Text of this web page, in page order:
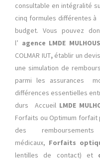
consultable en intégralité
cinq formules différentes
budget. Vous pouvez
l’ agence LMDE
COLMAR IUT, établir un
une simulation de
parmi les assurances
différences essentielles
durs Accueil LMDE
Forfaits ou Optimum
des
médicaux, Forfaits
lentilles de contact) et